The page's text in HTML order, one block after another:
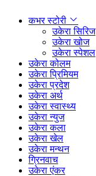
कभर स्टोरी
उकेरा सिरिज
उकेरा खोज
उकेरा स्पेशल
उकेरा कोलम
उकेरा प्रिमियम
उकेरा प्रदेश
उकेरा अर्थ
उकेरा स्वास्थ्य
उकेरा न्युज
उकेरा कला
उकेरा खेल
उकेरा मन्थन
ग्रिनवाच
उकेरा एंकर